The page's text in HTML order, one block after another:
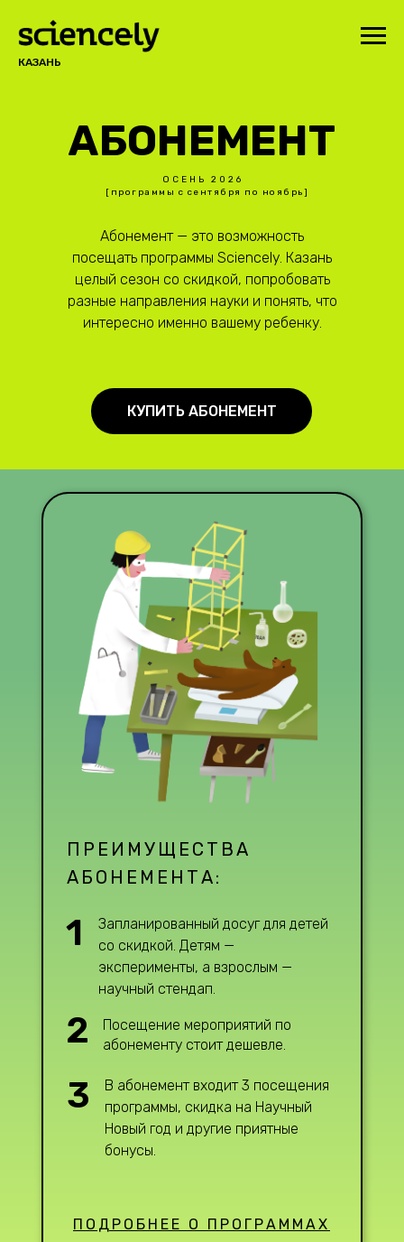
КАЗАНЬ
АБОНЕМЕНТ
ОСЕНЬ 2026
[программы с сентября по ноябрь]
Абонемент — это возможность
посещать программы Sciencely. Казань
целый сезон со скидкой, попробовать
разные направления науки и понять, что
интересно именно вашему ребенку.
КУПИТЬ АБОНЕМЕНТ
В абонемент входит 3 посещения
программы, скидка на Научный
Новый год и другие приятные
бонусы.
Посещение мероприятий по
абонементу стоит дешевле.
Запланированный досуг для детей
со скидкой. Детям —
эксперименты, а взрослым —
научный стендап.
ПРЕИМУЩЕСТВА
АБОНЕМЕНТА:
3
2
1
ПОДРОБНЕЕ О ПРОГРАММАХ